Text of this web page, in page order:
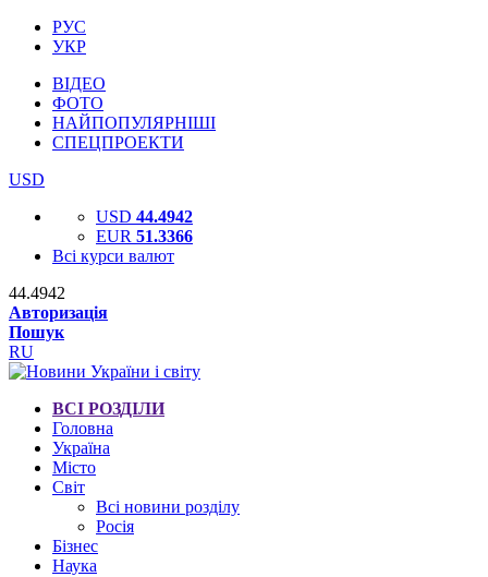
РУС
УКР
ВІДЕО
ФОТО
НАЙПОПУЛЯРНІШІ
СПЕЦПРОЕКТИ
USD
USD 44.4942
EUR 51.3366
Всі курси валют
44.4942
Авторизація
Пошук
RU
ВСІ РОЗДІЛИ
Головна
Україна
Місто
Світ
Всі новини розділу
Росія
Бізнес
Наука